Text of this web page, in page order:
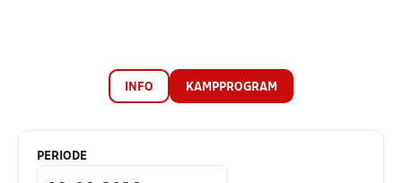
INFO KAMPPROGRAM
PERIODE